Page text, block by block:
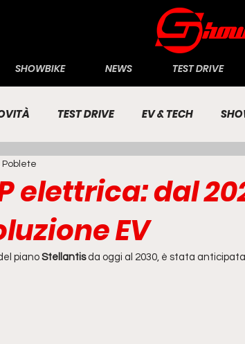
SHOWBIKE NEWS TEST DRIVE
TEST DRIVE EV & TECH
elettrica: dal
EV
Poblete
piano Stellantis da oggi al 2030, è stata